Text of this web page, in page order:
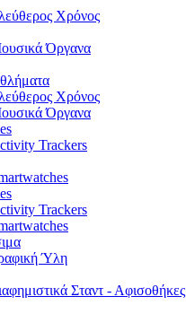
Χρόνος
Όργανα
Χρόνος
Όργανα
Trackers
Trackers
Ύλη
Σταντ - Αφισοθήκες